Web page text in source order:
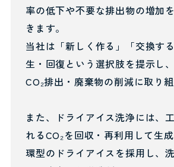
率の低下や不要な排出物の増加
きます。
当社は「新しく作る」「交換す
生・回復という選択肢を提示し
CO₂排出・廃棄物の削減に取り組
また、ドライアイス洗浄には、
れるCO₂を回収・再利用して生
環型のドライアイスを採用し、